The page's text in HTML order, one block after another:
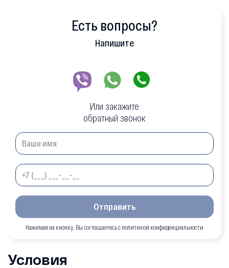
Есть вопросы?
Напишите
Или закажите
обратный звонок
Отправить
Нажимая на кнопку, Вы соглашаетесь с политикой конфиденциальности
Условия